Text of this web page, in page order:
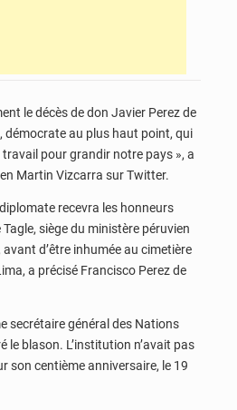
le décès de don Javier Perez de
démocrate au plus haut point, qui
travail pour grandir notre pays », a
Martin Vizcarra sur Twitter.
recevra les honneurs
siège du ministère péruvien
d’être inhumée au cimetière
a précisé Francisco Perez de
secrétaire général des Nations
le blason. L’institution n’avait pas
son centième anniversaire, le 19